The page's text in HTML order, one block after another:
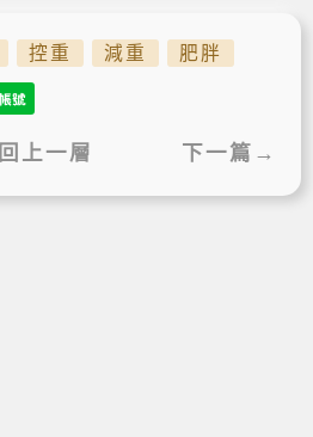
控重 減重 肥胖
回上一層 下一篇→